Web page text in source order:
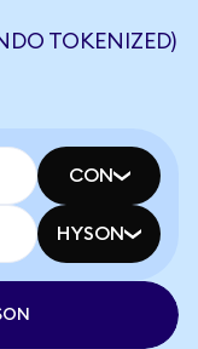
TOKENIZED)
CON
HYSON